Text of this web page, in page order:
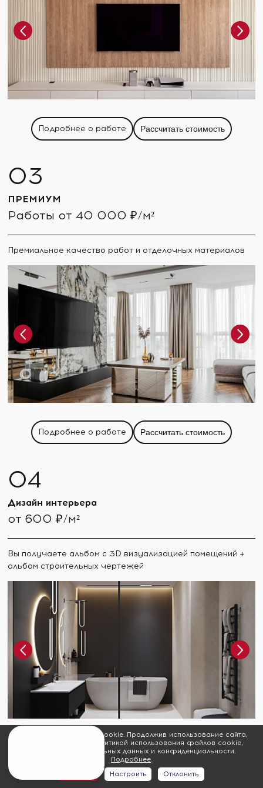
Подробнее о работе Рассчитать стоимость
ПРЕМИУМ
Работы от 40 000 ₽/м²
Премиальное качество работ и отделочных материалов
Подробнее о работе Рассчитать стоимость
Дизайн интерьера
от 600 ₽/м²
Вы получаете альбом с 3D визуализацией помещений +
альбом строительных чертежей
Подробнее о работе Рассчитать стоимость
Мы используем файлы cookie. Продолжив использование сайта,
Вы соглашаетесь с политикой использования файлов cookie,
обработки персональных данных и конфиденциальности.
Подробнее.
Настроить Отклонить